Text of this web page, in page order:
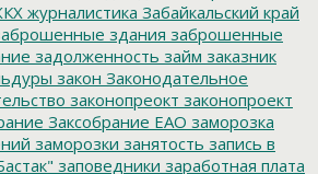
журналистика Забайкальский край
здания заброшенные
задолженность займ заказник
закон Законодательное
законопреокт законопроект
Заксобрание ЕАО заморозка
заморозки занятость запись в
заповедники заработная плата